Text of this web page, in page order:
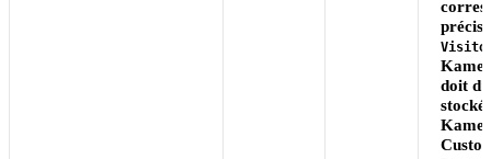
doit
stocké